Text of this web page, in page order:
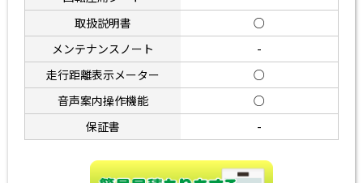
取扱説明書
○
メンテナンスノート
-
走行距離表示メーター
○
音声案内操作機能
○
保証書
-